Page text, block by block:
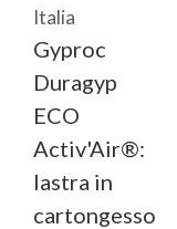
Italia
Gyproc
Duragyp
ECO
Activ'Air®:
lastra in
cartongesso